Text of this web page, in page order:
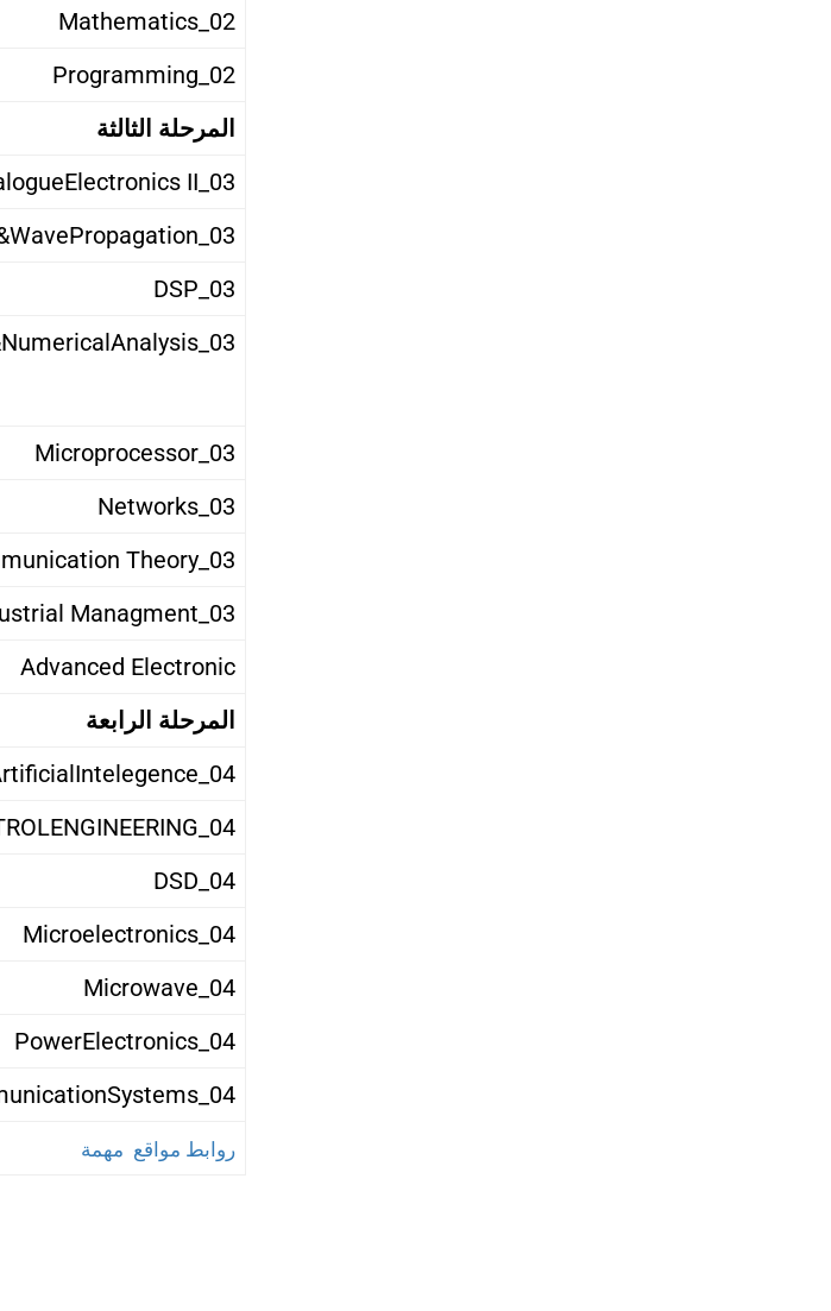
02_Mathematics
02_Programming
المرحلة الثالثة
03_AnalogueElectronics II
03_Antenna&WavePropagation
03_DSP
03_Engineering&NumericalAnalysis
03_Microprocessor
03_Networks
03_Communication Theory
03_Industrial Managment
Advanced Electronic
المرحلة الرابعة
04_ArtificialIntelegence
04_CONTROLENGINEERING
04_DSD
04_Microelectronics
04_Microwave
04_PowerElectronics
04_CommunicationSystems
روابط مواقع مهمة